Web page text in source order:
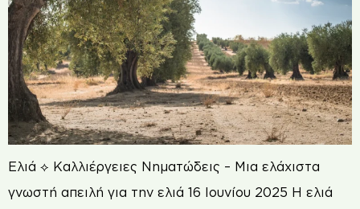
Ελιά ⟡ Καλλιέργειες Νηματώδεις – Μια ελάχιστα
γνωστή απειλή για την ελιά 16 Ιουνίου 2025 Η ελιά